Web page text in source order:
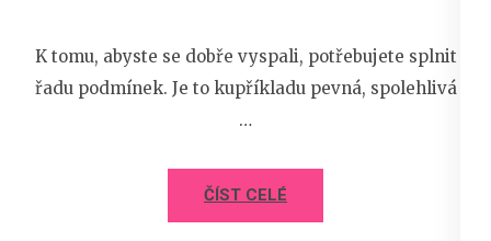
K tomu, abyste se dobře vyspali, potřebujete splnit
řadu podmínek. Je to kupříkladu pevná, spolehlivá
…
ČÍST CELÉ